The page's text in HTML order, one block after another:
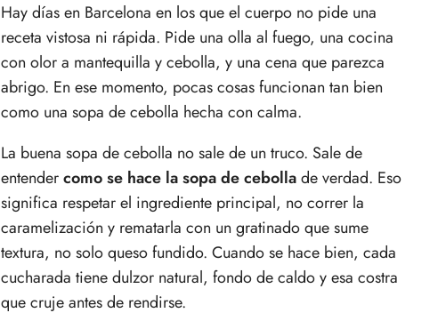
Hay días en Barcelona en los que el cuerpo no pide una
receta vistosa ni rápida. Pide una olla al fuego, una cocina
con olor a mantequilla y cebolla, y una cena que parezca
abrigo. En ese momento, pocas cosas funcionan tan bien
como una sopa de cebolla hecha con calma.
La buena sopa de cebolla no sale de un truco. Sale de
entendercomo se hace la sopa de cebollade verdad. Eso
significa respetar el ingrediente principal, no correr la
caramelización y rematarla con un gratinado que sume
textura, no solo queso fundido. Cuando se hace bien, cada
cucharada tiene dulzor natural, fondo de caldo y esa costra
que cruje antes de rendirse.